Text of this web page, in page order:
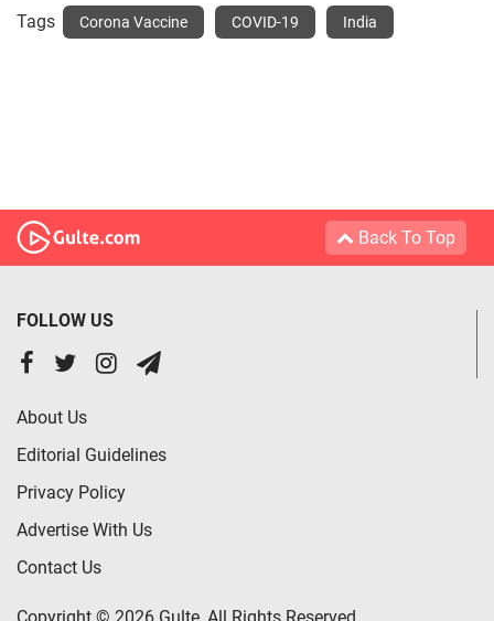
Tags Corona Vaccine COVID-19 India
Back To Top
FOLLOW US
About Us
Editorial Guidelines
Privacy Policy
Advertise With Us
Contact Us